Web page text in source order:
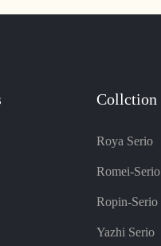
Collction
Roya Serio
Romei-Serio
Ropin-Serio
Yazhi Serio